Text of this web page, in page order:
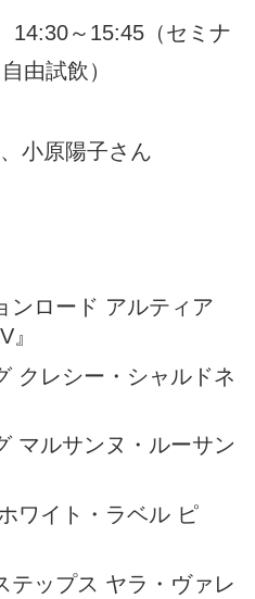
14:30～15:45（セミナ
由試飲）
小原陽子さん
ンロード アルティア
クレシー・シャルドネ
マルサンヌ・ルーサン
ワイト・ラベル ピ
テップス ヤラ・ヴァレ